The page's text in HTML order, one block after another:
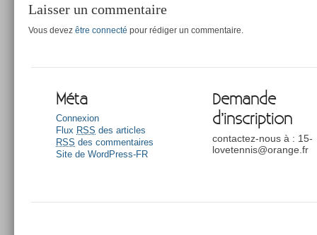
Laisser un commentaire
Vous devez être connecté pour rédiger un commentaire.
Méta
Connexion
Flux RSS des articles
RSS des commentaires
Site de WordPress-FR
Demande
d’inscription
contactez-nous à : 15-
lovetennis@orange.fr